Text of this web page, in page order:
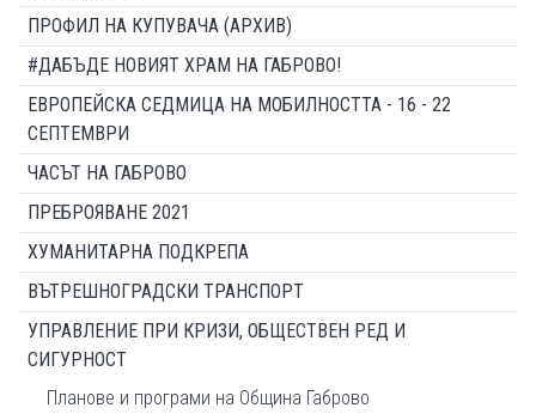
ПРОФИЛ НА КУПУВАЧА (АРХИВ)
#ДАБЪДЕ НОВИЯТ ХРАМ НА ГАБРОВО!
ЕВРОПЕЙСКА СЕДМИЦА НА МОБИЛНОСТТА - 16 - 22
СЕПТЕМВРИ
ЧАСЪТ НА ГАБРОВО
ПРЕБРОЯВАНЕ 2021
ХУМАНИТАРНА ПОДКРЕПА
ВЪТРЕШНОГРАДСКИ ТРАНСПОРТ
УПРАВЛЕНИЕ ПРИ КРИЗИ, ОБЩЕСТВЕН РЕД И
СИГУРНОСТ
Планове и програми на Община Габрово